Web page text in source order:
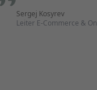
Sergej Kosyrev
Leiter E-Commerce &